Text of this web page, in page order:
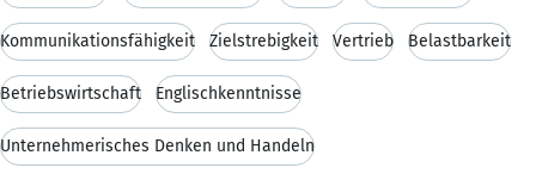
Kommunikationsfähigkeit Zielstrebigkeit Vertrieb Belastbarkeit
Betriebswirtschaft Englischkenntnisse
Unternehmerisches Denken und Handeln